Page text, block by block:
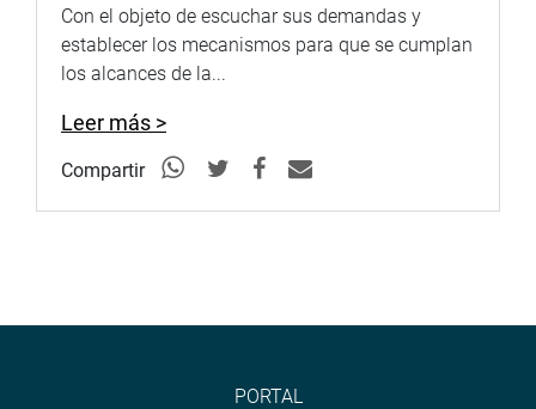
Con el objeto de escuchar sus demandas y
establecer los mecanismos para que se cumplan
los alcances de la...
Leer más >
Compartir
PORTAL